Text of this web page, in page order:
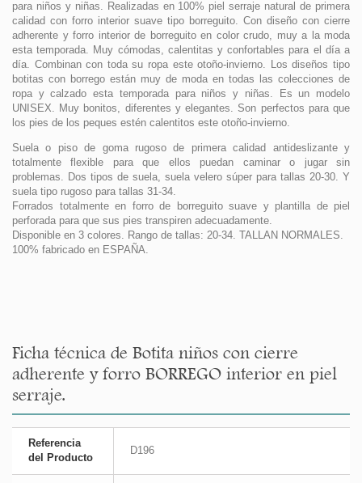
para niños y niñas. Realizadas en 100% piel serraje natural de primera
calidad con forro interior suave tipo borreguito. Con diseño con cierre
adherente y forro interior de borreguito en color crudo, muy a la moda
esta temporada. Muy cómodas, calentitas y confortables para el día a
día. Combinan con toda su ropa este otoño-invierno. Los diseños tipo
botitas con borrego están muy de moda en todas las colecciones de
ropa y calzado esta temporada para niños y niñas. Es un modelo
UNISEX. Muy bonitos, diferentes y elegantes. Son perfectos para que
los pies de los peques estén calentitos este otoño-invierno.
Suela o piso de goma rugoso de primera calidad antideslizante y
totalmente flexible para que ellos puedan caminar o jugar sin
problemas. Dos tipos de suela, suela velero súper para tallas 20-30. Y
suela tipo rugoso para tallas 31-34.
Forrados totalmente en forro de borreguito suave y plantilla de piel
perforada para que sus pies transpiren adecuadamente.
Disponible en 3 colores. Rango de tallas: 20-34. TALLAN NORMALES.
100% fabricado en ESPAÑA.
Ficha técnica de Botita niños con cierre
adherente y forro BORREGO interior en piel
serraje.
Referencia
del Producto
D196